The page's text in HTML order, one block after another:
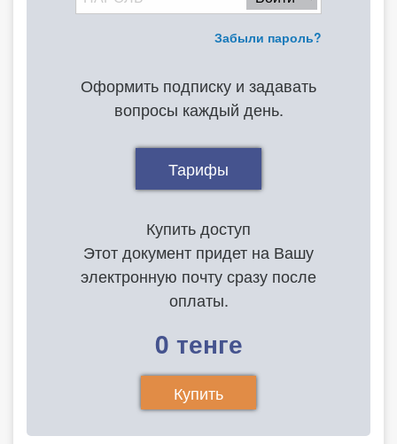
Забыли пароль?
Оформить подписку и задавать
вопросы каждый день.
Тарифы
Купить доступ
Этот документ придет на Вашу
электронную почту сразу после
оплаты.
0 тенге
Купить